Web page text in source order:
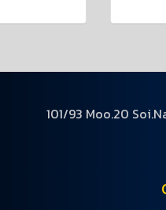
101/93 Moo.20